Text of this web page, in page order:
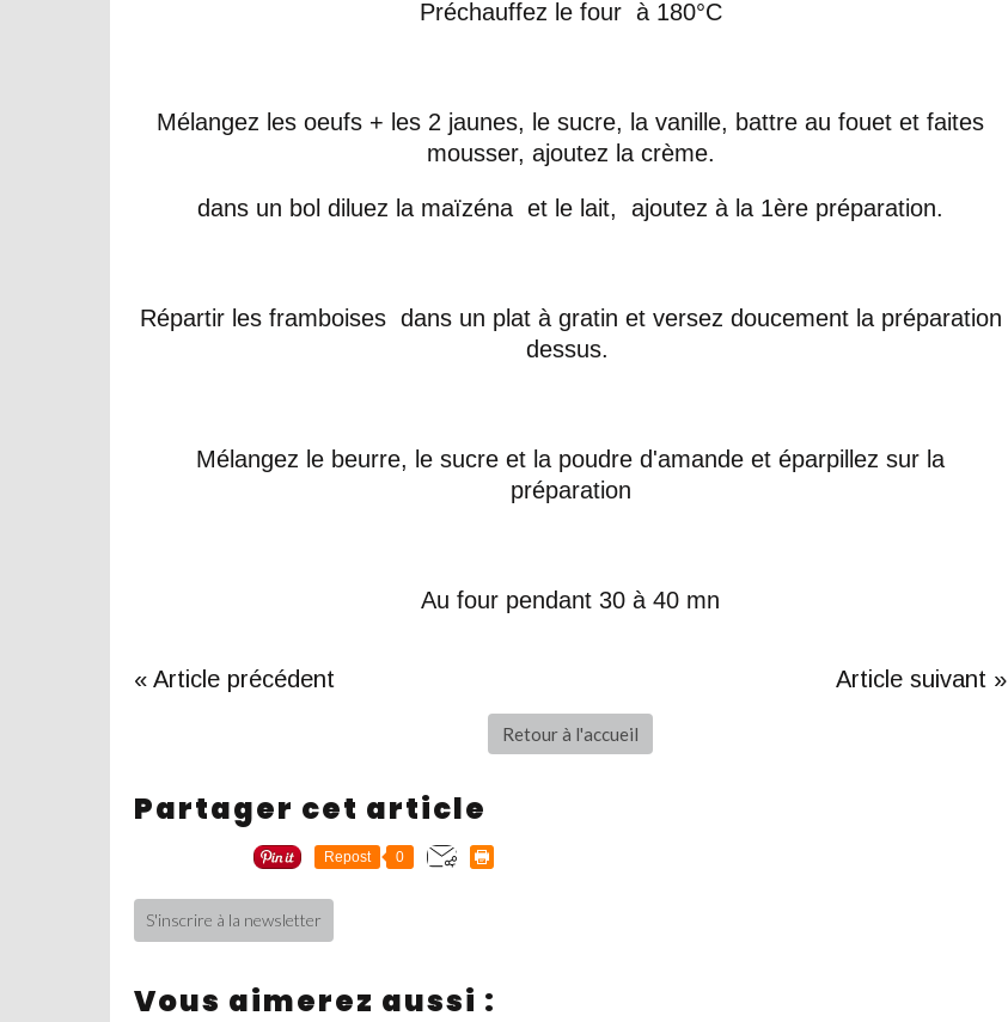
Préchauffez le four à 180°C
Mélangez les oeufs + les 2 jaunes, le sucre, la vanille, battre au fouet et faites
mousser, ajoutez la crème.
dans un bol diluez la maïzéna et le lait, ajoutez à la 1ère préparation.
Répartir les framboises dans un plat à gratin et versez doucement la préparation
dessus.
Mélangez le beurre, le sucre et la poudre d'amande et éparpillez sur la
préparation
Au four pendant 30 à 40 mn
« Article précédent Article suivant »
Retour à l'accueil
Partager cet article
Repost 0
S'inscrire à la newsletter
Vous aimerez aussi :